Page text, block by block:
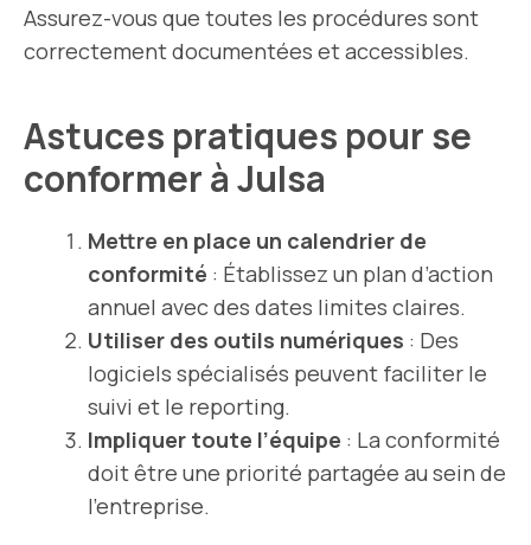
Assurez-vous que toutes les procédures sont
correctement documentées et accessibles.
Astuces pratiques pour se
conformer à Julsa
Mettre en place un calendrier de
conformité : Établissez un plan d’action
annuel avec des dates limites claires.
Utiliser des outils numériques : Des
logiciels spécialisés peuvent faciliter le
suivi et le reporting.
Impliquer toute l’équipe : La conformité
doit être une priorité partagée au sein de
l’entreprise.